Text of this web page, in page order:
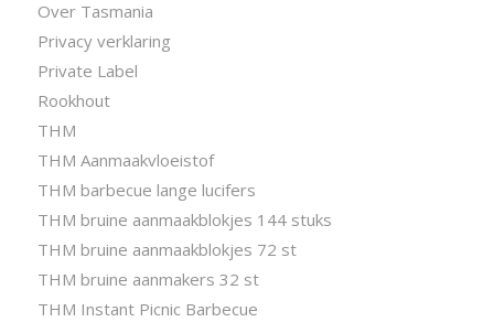
Over Tasmania
Privacy verklaring
Private Label
Rookhout
THM
THM Aanmaakvloeistof
THM barbecue lange lucifers
THM bruine aanmaakblokjes 144 stuks
THM bruine aanmaakblokjes 72 st
THM bruine aanmakers 32 st
THM Instant Picnic Barbecue